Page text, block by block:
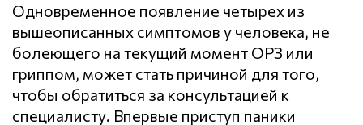
Одновременное появление четырех из
вышеописанных симптомов у человека, не
болеющего на текущий момент ОРЗ или
гриппом, может стать причиной для того,
чтобы обратиться за консультацией к
специалисту. Впервые приступ паники